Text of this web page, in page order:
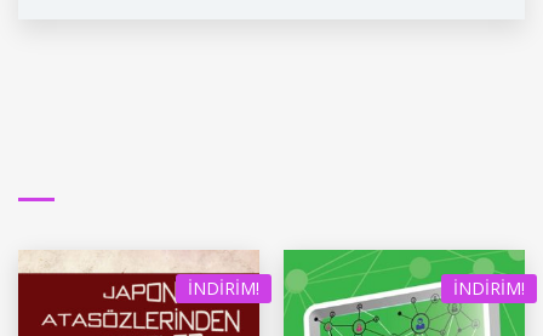
İNDIRIM! İNDIRIM!